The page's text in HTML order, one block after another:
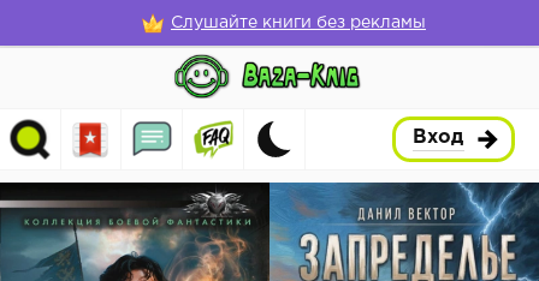
Слушайте книги без рекламы
Вход